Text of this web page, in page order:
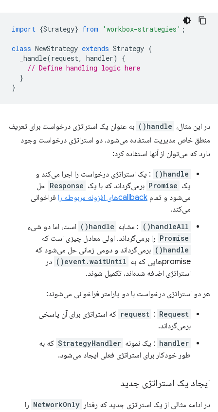
import {Strategy} from 'workbox-strategies' ;
class NewStrategy extends Strategy {
_handle(request, handler)
{
// Define handling logic here
}
}
در این مثال، handle()
به عنوان یک استراتژی درخواست برای تعریف
منطق خاص مدیریت استفاده می‌شود. دو استراتژی درخواست وجود
دارد که می‌توان از آنها استفاده کرد:
handle()
: یک استراتژی درخواست را اجرا می‌کند و
یک Promise برمی‌گرداند که با یک Response حل
می‌شود و تمام callbackهای افزونه مربوطه را
فراخوانی
می‌کند.
handleAll() : مشابه handle() است، اما دو شیء
Promise را برمی‌گرداند. اولی معادل چیزی است که
handle()
برمی‌گرداند و دومی زمانی حل می‌شود که
promiseهایی که به
event.waitUntil()
در
استراتژی اضافه شده‌اند، تکمیل شوند.
هر دو استراتژی درخواست با دو پارامتر فراخوانی می‌شوند:
request : Request
که استراتژی برای آن پاسخی
برمی‌گرداند.
handler : یک نمونه StrategyHandler که به
طور خودکار برای استراتژی فعلی ایجاد می‌شود.
ایجاد یک استراتژی جدید
در ادامه مثالی از یک استراتژی جدید که رفتار NetworkOnly را